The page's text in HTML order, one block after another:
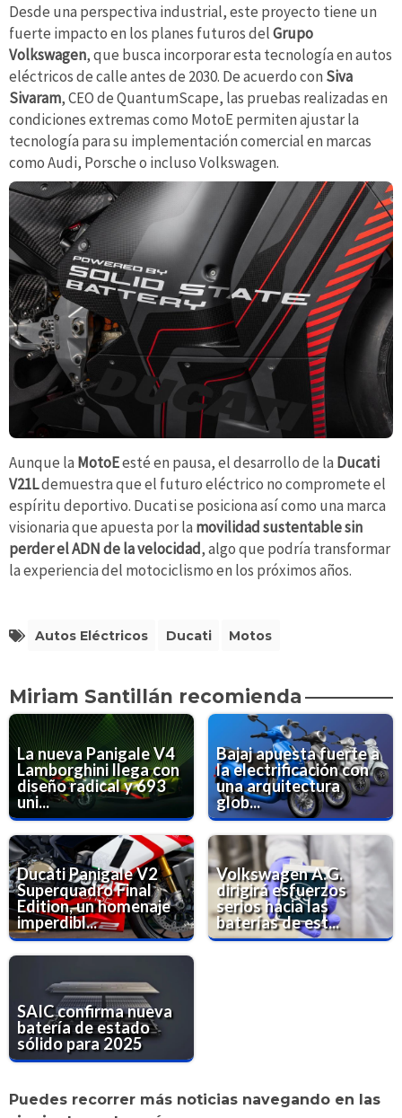
Desde una perspectiva industrial, este proyecto tiene un
fuerte impacto en los planes futuros delGrupo
Volkswagen, que busca incorporar esta tecnología en autos
eléctricos de calle antes de 2030. De acuerdo con Siva
Sivaram, CEO de QuantumScape, las pruebas realizadas en
condiciones extremas como MotoE permiten ajustar la
tecnología para su implementación comercial en marcas
como Audi, Porsche o incluso Volkswagen.
Aunque la MotoEesté en pausa, el desarrollo de la Ducati
V21Ldemuestra que el futuro eléctrico no compromete el
espíritu deportivo. Ducati se posiciona así como una marca
visionaria que apuesta por la movilidad sustentable sin
perder el ADN de la velocidad, algo que podría transformar
la experiencia del motociclismo en los próximos años.
Autos Eléctricos Ducati Motos
Miriam Santillán recomienda
La nueva Panigale V4
Lamborghini llega con
diseño radical y 693
uni...
Bajaj apuesta fuerte a
la electrificación con
una arquitectura
glob...
Ducati Panigale V2
Superquadro Final
Edition, un homenaje
imperdibl...
Volkswagen A.G.
dirigirá esfuerzos
serios hacia las
baterías de est...
SAIC confirma nueva
batería de estado
sólido para 2025
Puedes recorrer más noticias navegando en las